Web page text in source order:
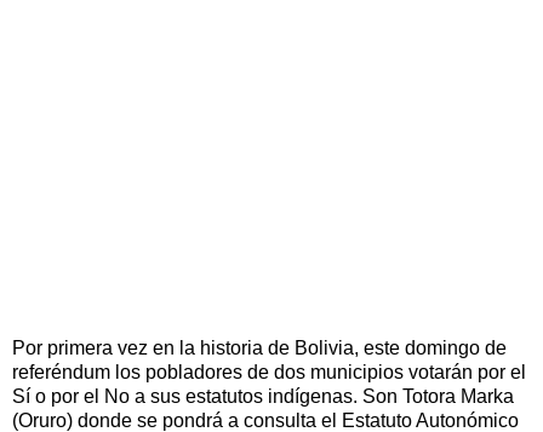
Por primera vez en la historia de Bolivia, este domingo de
referéndum los pobladores de dos municipios votarán por el
Sí o por el No a sus estatutos indígenas. Son Totora Marka
(Oruro) donde se pondrá a consulta el Estatuto Autonómico